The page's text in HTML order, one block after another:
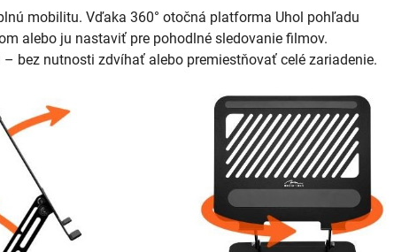
mobilitu. Vďaka 360° otočná platforma Uhol pohľadu
alebo ju nastaviť pre pohodlné sledovanie filmov.
bez nutnosti zdvíhať alebo premiestňovať celé zariadenie.